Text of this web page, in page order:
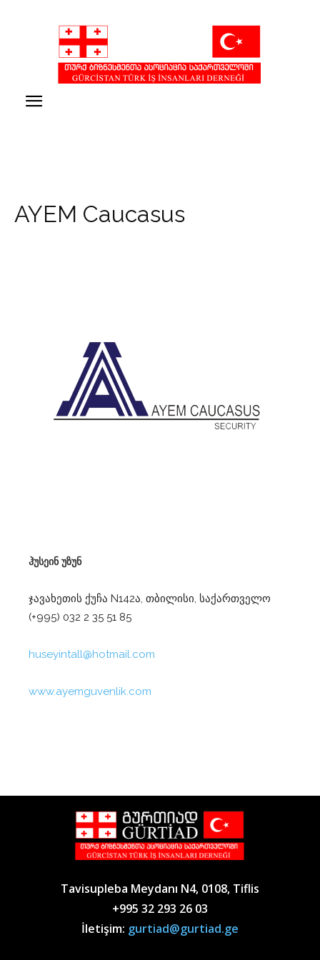
AYEM Caucasus
ჰუსეინ უზუნ
ჯავახეთის ქუჩა N142ა, თბილისი, საქართველო
(+995) 032 2 35 51 85
huseyintall@hotmail.com
www.ayemguvenlik.com
Tavisupleba Meydanı N4, 0108, Tiflis
+995 32 293 26 03
İletişim: gurtiad@gurtiad.ge